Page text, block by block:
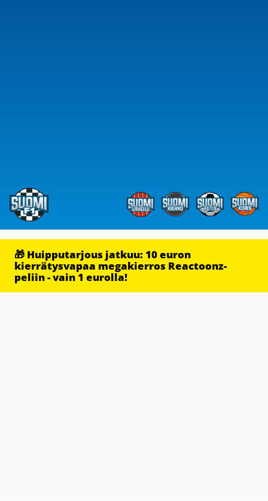
🎁 Huipputarjous jatkuu: 10 euron
kierrätysvapaa megakierros Reactoonz-
peliin - vain 1 eurolla!